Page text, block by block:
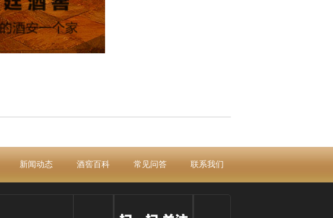
新闻动态 酒窖百科 常见问答 联系我们